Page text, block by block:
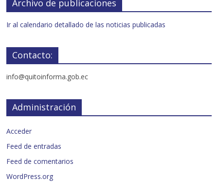
Archivo de publicaciones
Ir al calendario detallado de las noticias publicadas
Contacto:
info@quitoinforma.gob.ec
Administración
Acceder
Feed de entradas
Feed de comentarios
WordPress.org